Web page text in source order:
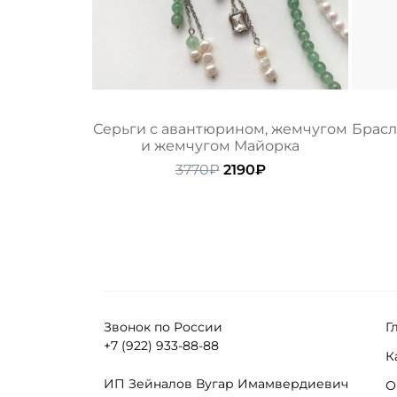
Серьги с авантюрином, жемчугом
и жемчугом Майорка
3770₽ Первоначальная
2190₽Текущая
Звонок по России
+7 (922) 933-88-88
ИП Зейналов Вугар Имамвердиевич